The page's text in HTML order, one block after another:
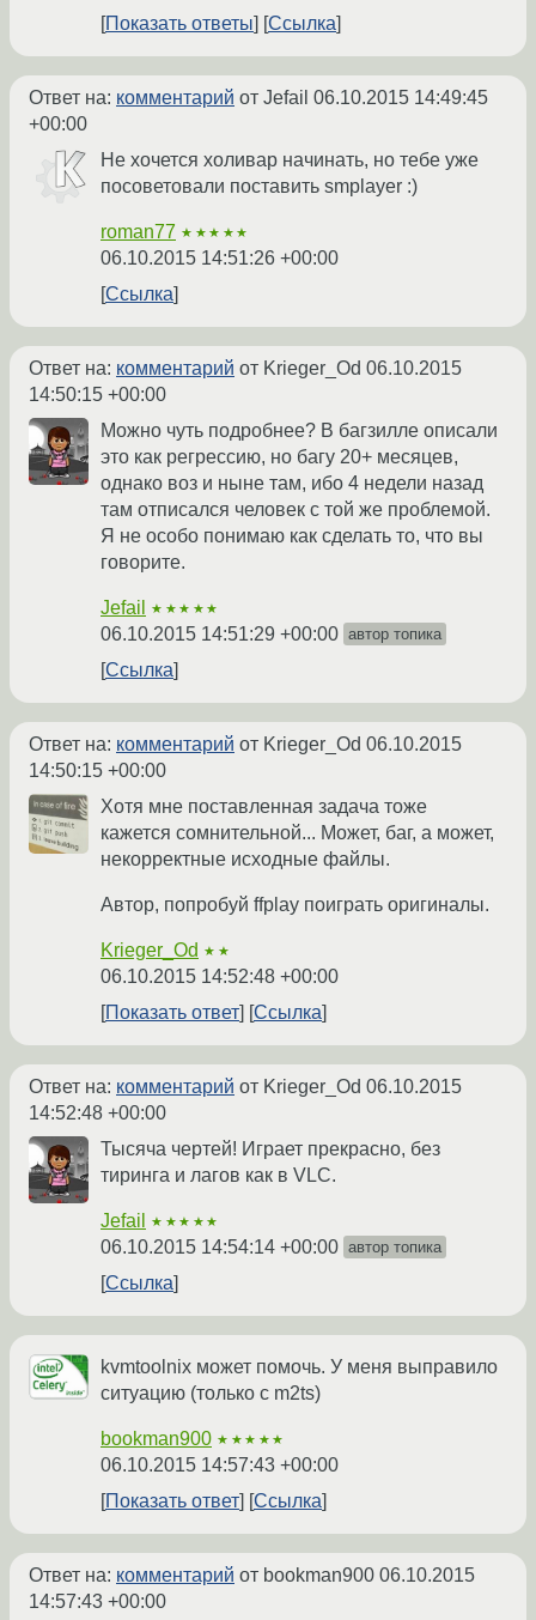
Показать ответы
Ссылка
Ответ на: комментарий от Jefail 06.10.2015 14:49:45
+00:00
Не хочется холивар начинать, но тебе уже
посоветовали поставить smplayer :)
roman77 ★★★★★
06.10.2015 14:51:26 +00:00
Ссылка
Ответ на: комментарий от Krieger_Od 06.10.2015
14:50:15 +00:00
Можно чуть подробнее? В багзилле описали
это как регрессию, но багу 20+ месяцев,
однако воз и ныне там, ибо 4 недели назад
там отписался человек с той же проблемой.
Я не особо понимаю как сделать то, что вы
говорите.
Jefail ★★★★★
06.10.2015 14:51:29 +00:00 автор топика
Ссылка
Ответ на: комментарий от Krieger_Od 06.10.2015
14:50:15 +00:00
Хотя мне поставленная задача тоже
кажется сомнительной... Может, баг, а может,
некорректные исходные файлы.
Автор, попробуй ffplay поиграть оригиналы.
Krieger_Od ★★
06.10.2015 14:52:48 +00:00
Показать ответ
Ссылка
Ответ на: комментарий от Krieger_Od 06.10.2015
14:52:48 +00:00
Тысяча чертей! Играет прекрасно, без
тиринга и лагов как в VLC.
Jefail ★★★★★
06.10.2015 14:54:14 +00:00 автор топика
Ссылка
kvmtoolnix может помочь. У меня выправило
ситуацию (только с m2ts)
bookman900 ★★★★★
06.10.2015 14:57:43 +00:00
Показать ответ
Ссылка
Ответ на: комментарий от bookman900 06.10.2015
14:57:43 +00:00